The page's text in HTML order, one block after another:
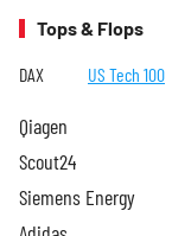
Tops & Flops
DAX US Tech 100
Qiagen
Scout24
Siemens Energy